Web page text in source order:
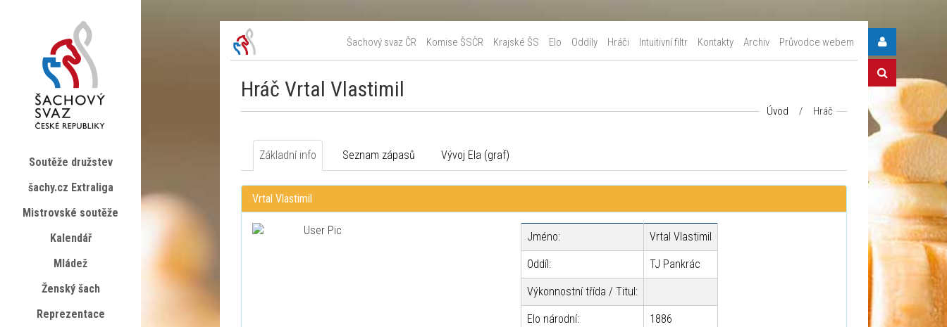
Šachový svaz ČR Komise ŠSČR Krajské ŠS Elo Oddíly Hráči Intuitivní filtr Kontakty Archiv Průvodce webem
Hráč Vrtal Vlastimil
Úvod / Hráč
Základní info Seznam zápasů Vývoj Ela (graf)
Vrtal Vlastimil
Jméno: Vrtal Vlastimil
Oddíl: TJ Pankrác
Výkonnostní třída / Titul:
Elo národní: 1886
Soutěže družstev
šachy.cz Extraliga
Mistrovské soutěže
Kalendář
Mládež
Ženský šach
Reprezentace